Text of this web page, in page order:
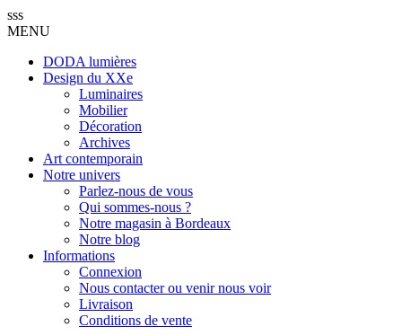
sss
MENU
DODA lumières
Design du XXe
Luminaires
Mobilier
Décoration
Archives
Art contemporain
Notre univers
Parlez-nous de vous
Qui sommes-nous ?
Notre magasin à Bordeaux
Notre blog
Informations
Connexion
Nous contacter ou venir nous voir
Livraison
Conditions de vente